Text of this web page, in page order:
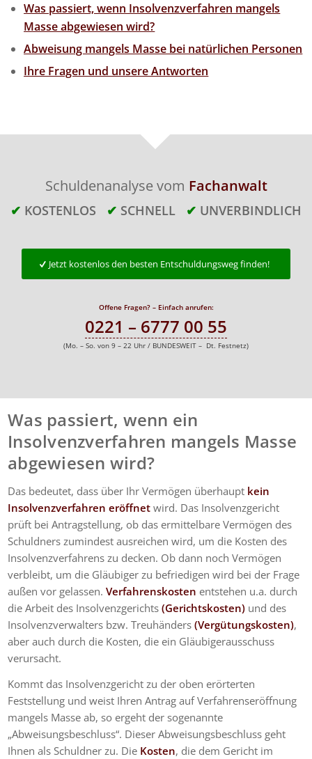
Was passiert, wenn Insolvenzverfahren mangels
Masse abgewiesen wird?
Abweisung mangels Masse bei natürlichen Personen
Ihre Fragen und unsere Antworten
Schuldenanalyse vom Fachanwalt
✔ KOSTENLOS ✔ SCHNELL ✔ UNVERBINDLICH
Jetzt kostenlos den besten Entschuldungsweg finden!
Offene Fragen? – Einfach anrufen:
0221 – 6777 00 55
(Mo. – So. von 9 – 22 Uhr / BUNDESWEIT – Dt. Festnetz)
Was passiert, wenn ein
Insolvenzverfahren mangels Masse
abgewiesen wird?
Das bedeutet, dass über Ihr Vermögen überhaupt kein
Insolvenzverfahren eröffnet wird. Das Insolvenzgericht
prüft bei Antragstellung, ob das ermittelbare Vermögen des
Schuldners zumindest ausreichen wird, um die Kosten des
Insolvenzverfahrens zu decken. Ob dann noch Vermögen
verbleibt, um die Gläubiger zu befriedigen wird bei der Frage
außen vor gelassen.Verfahrenskosten entstehen u.a. durch
die Arbeit des Insolvenzgerichts(Gerichtskosten) und des
Insolvenzverwalters bzw. Treuhänders (Vergütungskosten),
aber auch durch die Kosten, die ein Gläubigerausschuss
verursacht.
Kommt das Insolvenzgericht zu der oben erörterten
Feststellung und weist Ihren Antrag auf Verfahrenseröffnung
mangels Masse ab, so ergeht der sogenannte
„Abweisungsbeschluss“. Dieser Abweisungsbeschluss geht
Ihnen als Schuldner zu. Die Kosten, die dem Gericht im